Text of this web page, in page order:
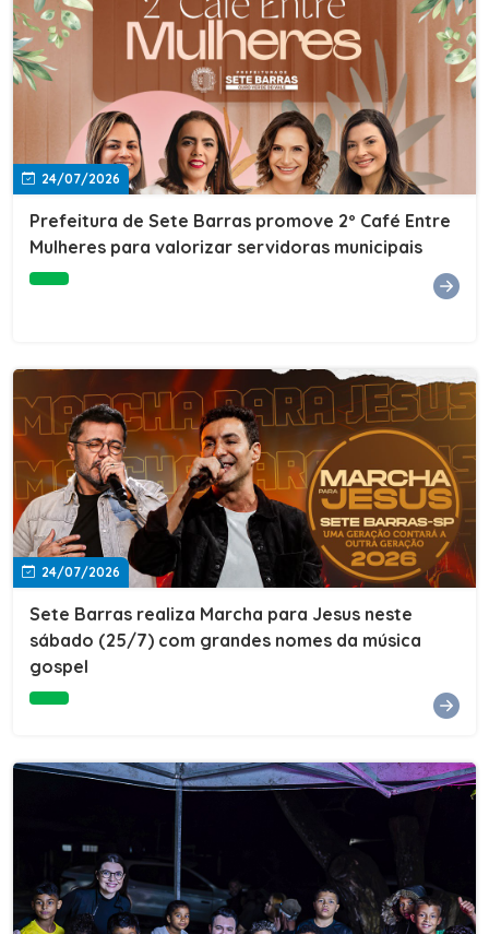
24/07/2026
Prefeitura de Sete Barras promove 2º Café Entre
Mulheres para valorizar servidoras municipais
24/07/2026
Sete Barras realiza Marcha para Jesus neste
sábado (25/7) com grandes nomes da música
gospel